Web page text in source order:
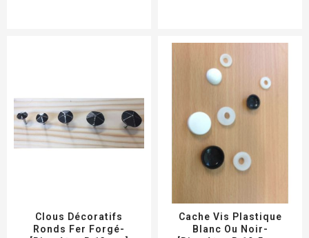
Clous Décoratifs
Ronds Fer Forgé-
Cache Vis Plastique
Blanc Ou Noir-